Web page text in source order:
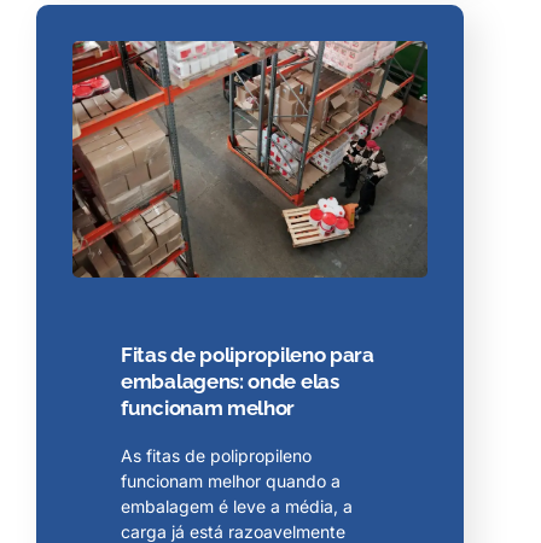
Fitas de polipropileno para
embalagens: onde elas
funcionam melhor
As fitas de polipropileno
funcionam melhor quando a
embalagem é leve a média, a
carga já está razoavelmente